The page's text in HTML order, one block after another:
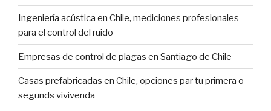
Ingeniería acústica en Chile, mediciones profesionales
para el control del ruido
Empresas de control de plagas en Santiago de Chile
Casas prefabricadas en Chile, opciones par tu primera o
segunds vivivenda